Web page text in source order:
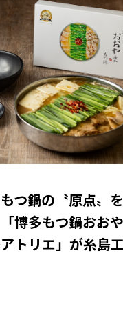
つ鍋の〝原点〟
博多もつ鍋おお
トリエ」が糸島